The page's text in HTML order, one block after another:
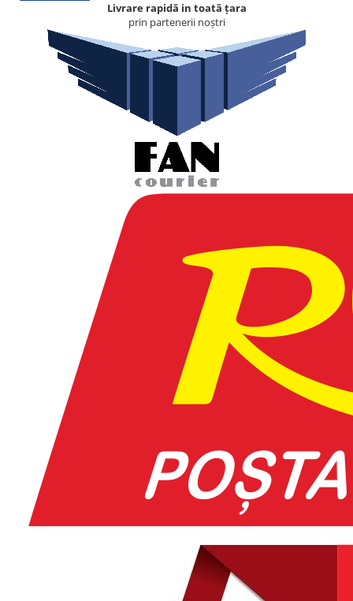
Livrare rapidă in toată țara
prin partenerii noștri